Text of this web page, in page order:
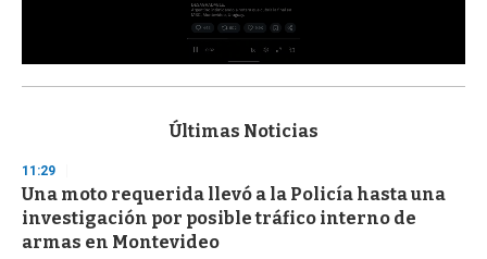
s
d
s
o
f
3
Últimas Noticias
11:29
Una moto requerida llevó a la Policía hasta una
investigación por posible tráfico interno de
armas en Montevideo